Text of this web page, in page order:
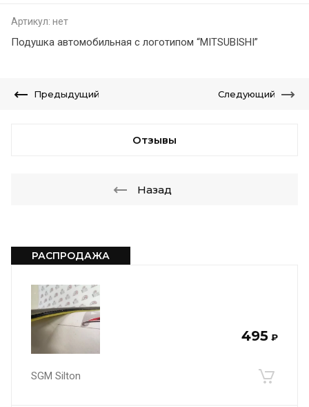
РАСПРОДАЖА
495 ₽
SGM Silton
Артикул: нет
Подушка автомобильная с логотипом “MITSUBISHI”
Предыдущий Следующий
Отзывы
Назад